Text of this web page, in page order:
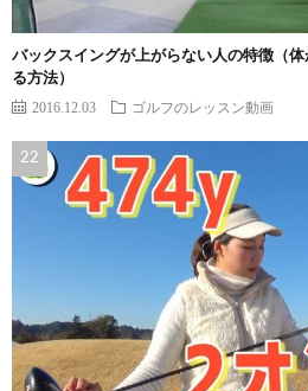
バックスイングが上がらない人の特徴（
る方法）
2016.12.03 ゴルフのレッスン動画